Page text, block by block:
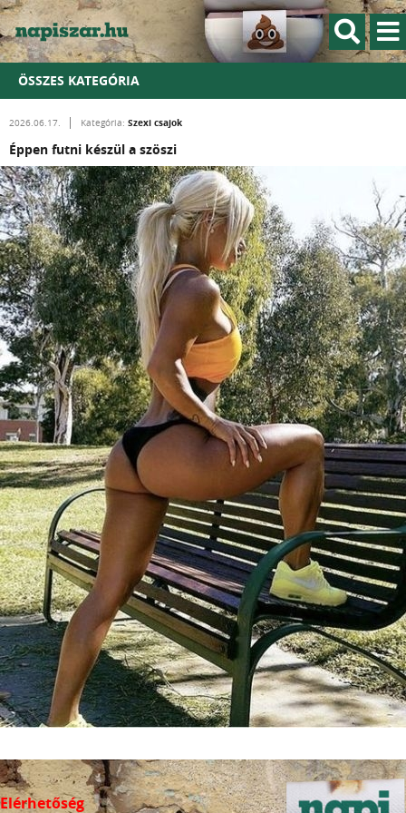
ÖSSZES KATEGÓRIA
2026.06.17. Kategória: Szexi csajok
Éppen futni készül a szöszi
Elérhetőség